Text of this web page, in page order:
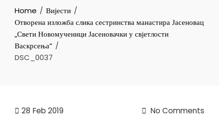
Home
Вијести
Отворена изложба слика сестринства манастира Јасеновац
„Свети Новомученици Јасеновачки у свјетлости
Васкрсења“
DSC_0037
28 Feb 2019 No Comments